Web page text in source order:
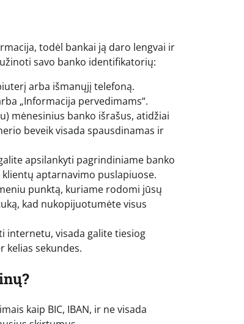
todėl bankai ją daro lengvai ir
savo banko identifikatorių:
arba išmanųjį telefoną.
„Informacija pervedimams“.
mėnesinius banko išrašus, atidžiai
beveik visada spausdinamas ir
apsilankyti pagrindiniame banko
klientų aptarnavimo puslapiuose.
punktą, kuriame rodomi jūsų
kad nukopijuotumėte visus
internetu, visada galite tiesiog
kelias sekundes.
kaip BIC, IBAN, ir ne visada